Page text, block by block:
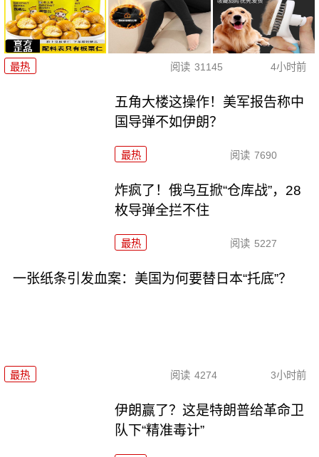
最热 阅读 31145 4小时前
五角大楼这操作！美军报告称中
国导弹不如伊朗？
最热 阅读 7690
炸疯了！俄乌互掀“仓库战”，28
枚导弹全拦不住
最热 阅读 5227
一张纸条引发血案：美国为何要替日本“托底”？
最热 阅读 4274 3小时前
伊朗赢了？这是特朗普给革命卫
队下“精准毒计”